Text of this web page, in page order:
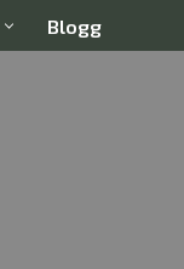
Blogg